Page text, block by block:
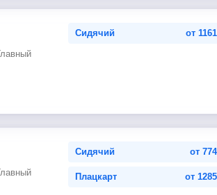
Сидячий от 1161
Сидячий от 774
Плацкарт от 1285